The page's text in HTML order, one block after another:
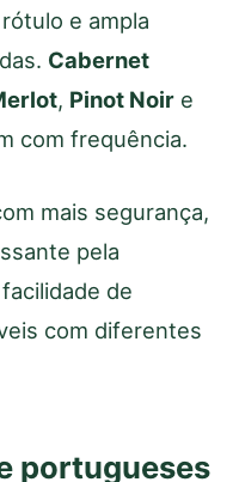
e ampla
Cabernet
, Pinot Noir e
com frequência.
mais segurança,
pela
de
com diferentes
portugueses